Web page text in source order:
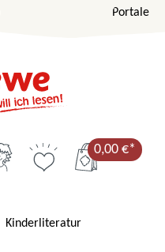
Portale
0,00 €*
Kinderliteratur